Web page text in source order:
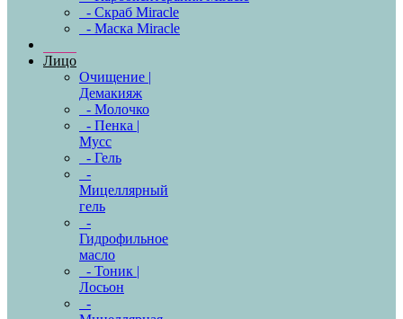
- Скраб Miracle
- Маска Miracle
Лицо
Очищение |
Демакияж
- Молочко
- Пенка |
Мусс
- Гель
-
Мицеллярный
гель
-
Гидрофильное
масло
- Тоник |
Лосьон
-